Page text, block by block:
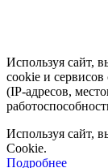
Используя сайт,
cookie и сервисов
(IP‑адресов,
Используя сайт,
Cookie.
Подробнее